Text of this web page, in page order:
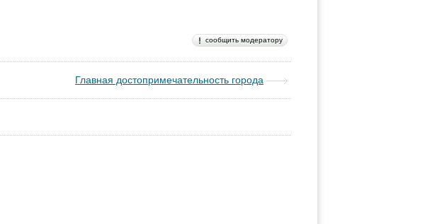
сообщить модератору
Главная достопримечательность города